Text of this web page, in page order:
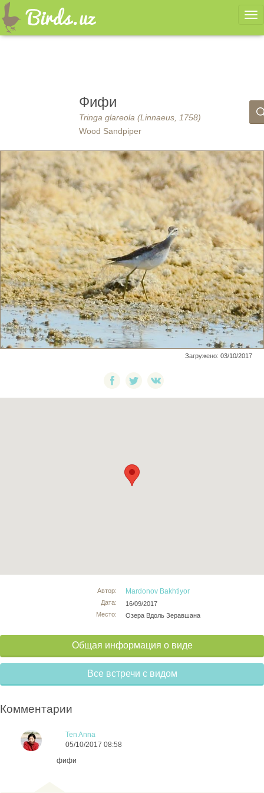
Фифи
Tringa glareola (Linnaeus, 1758)
Wood Sandpiper
Загружено: 03/10/2017
Автор:
Дата:
Место:
Mardonov Bakhtiyor
16/09/2017
Озера Вдоль Зеравшана
Общая информация о виде
Все встречи с видом
Комментарии
Ten Anna
05/10/2017 08:58
фифи